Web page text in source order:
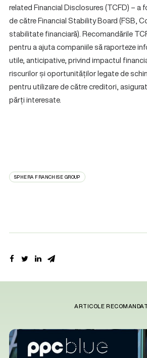
related Financial Disclosures (TCFD) – a
de către Financial Stability Board (FSB,
stabilitate financiară). Recomandările
pentru a ajuta companiile să raporteze
utile, anticipative, privind impactul
riscurilor și oportunităților legate de
pentru utilizare de către creditori,
părți interesate.
SPHERA FRANCHISE GROUP
ARTICOLE